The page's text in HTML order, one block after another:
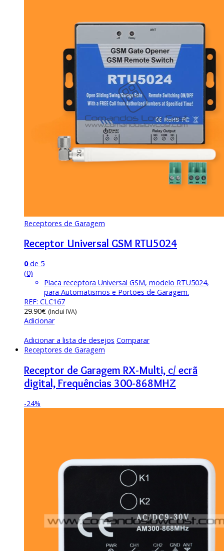
Receptores de Garagem
Receptor Universal GSM RTU5024
0de 5
(0)
Placa receptora Universal GSM, modelo RTU5024,
para Automatismos e Portões de Garagem.
REF: CLC167
29.90€ (Inclui IVA)
Adicionar
Adicionar a lista de desejos Comparar
Receptores de Garagem
Receptor de Garagem RX-Multi, c/ ecrã
digital, Frequências 300-868MHZ
-24%